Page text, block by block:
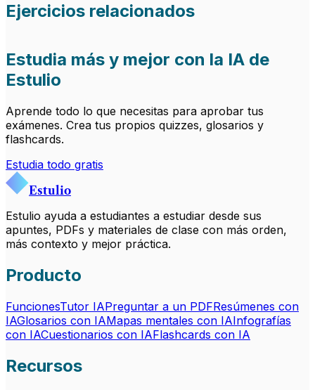
Ejercicios relacionados
Estudia más y mejor con la IA de
Estulio
Aprende todo lo que necesitas para aprobar tus
exámenes. Crea tus propios quizzes, glosarios y
flashcards.
Estudia todo gratis
Estulio
Estulio ayuda a estudiantes a estudiar desde sus
apuntes, PDFs y materiales de clase con más orden,
más contexto y mejor práctica.
Producto
FuncionesTutor IAPreguntar a un PDFResúmenes con
IAGlosarios con IAMapas mentales con IAInfografías
con IACuestionarios con IAFlashcards con IA
Recursos